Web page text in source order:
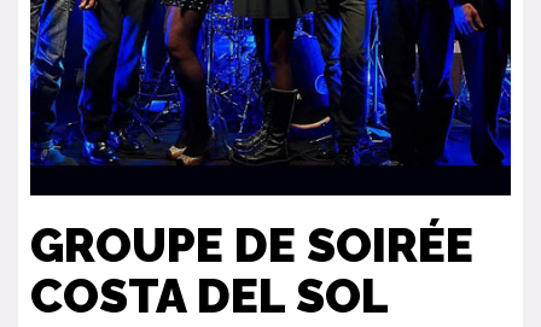
GROUPE DE SOIRÉE
COSTA DEL SOL